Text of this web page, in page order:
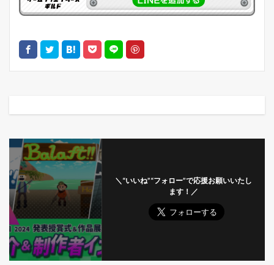
＼“いいね”“フォロー”で応援お願いいたし
ます！／